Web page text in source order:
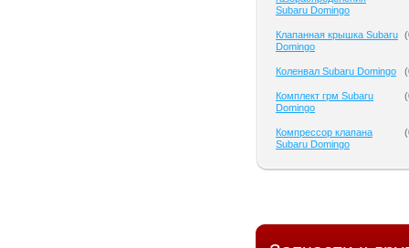
Subaru Domingo
Клапанная крышка Subaru
Domingo
(
Коленвал Subaru Domingo (
Комплект грм Subaru
Domingo
(
Компрессор клапана
Subaru Domingo
(